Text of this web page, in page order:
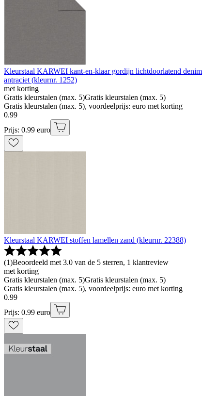
Kleurstaal KARWEI kant-en-klaar gordijn lichtdoorlatend denim
antraciet (kleurnr. 1252)
met korting
Gratis kleurstalen (max. 5)Gratis kleurstalen (max. 5)
Gratis kleurstalen (max. 5), voordeelprijs: euro met korting
0.99
Prijs: 0.99 euro
Kleurstaal KARWEI stoffen lamellen zand (kleurnr. 22388)
(1)Beoordeeld met 3.0 van de 5 sterren, 1 klantreview
met korting
Gratis kleurstalen (max. 5)Gratis kleurstalen (max. 5)
Gratis kleurstalen (max. 5), voordeelprijs: euro met korting
0.99
Prijs: 0.99 euro